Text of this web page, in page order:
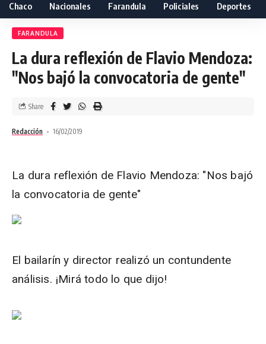
Chaco Nacionales Farandula Policiales Deportes
FARANDULA
La dura reflexión de Flavio Mendoza:
"Nos bajó la convocatoria de gente"
Redacción 16/02/2019
Share
La dura reflexión de Flavio Mendoza: "Nos bajó
la convocatoria de gente"
El bailarín y director realizó un contundente
análisis. ¡Mirá todo lo que dijo!